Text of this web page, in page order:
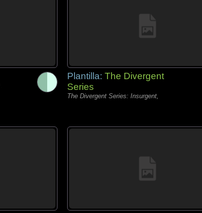
Plantilla: The Divergent
Series
The Divergent Series: Insurgent,